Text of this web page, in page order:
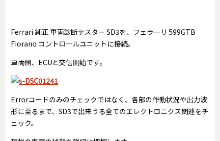
Ferrari 純正 車両診断テスター SD3を、フェラーリ 599GTB
Fiorano コントロールユニットに接続。
車両側、ECUと交信開始です。
Errorコードのみのチェックではなく、各部の作動状況や出力波
形に至るまで、SD3で出来うる全てのエレクトロニクス関連をチ
ェック。